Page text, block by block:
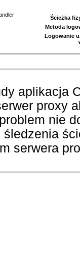
Ścieżka
Metoda
Logowanie
aplikacja
proxy
nie
serwera